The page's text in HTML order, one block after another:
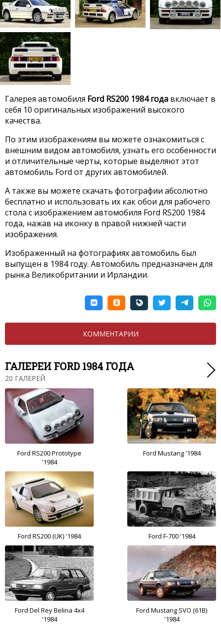
Галерея автомобиля Ford RS200 1984 года включает в
себя 10 оригинальных изображений высокого
качества.
По этим изображениям вы можете ознакомиться с
внешним видом автомобиля, узнать его особенности
и отличительные черты, которые выделяют этот
автомобиль Ford от других автомобилей.
А также вы можете скачать фотографии абсолютно
бесплатно и использовать их как обои для рабочего
стола с изображением автомобиля Ford RS200 1984
года, нажав на иконку в правой нижней части
изображения.
Изображенный на фотографиях автомобиль был
выпущен в 1984 году. Автомобиль предназначен для
рынка Великобритании и Ирландии.
КОММЕНТАРИИ
ГАЛЕРЕИ FORD 1984 ГОДА
20 ГАЛЕРЕЙ
Ford RS200 Prototype
'1984
Ford Mustang '1984
Ford RS200 (UK) '1984 Ford F-700 '1984
Ford Del Rey Belina 4x4
'1984
Ford Mustang SVO (61B)
'1984